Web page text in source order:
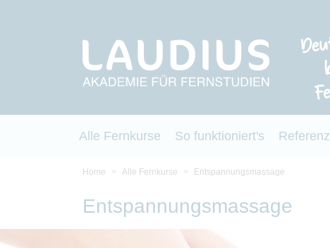
Alle Fernkurse So funktioniert's
Home Alle Fernkurse Entspannungsmassage
Entspannungsmassage